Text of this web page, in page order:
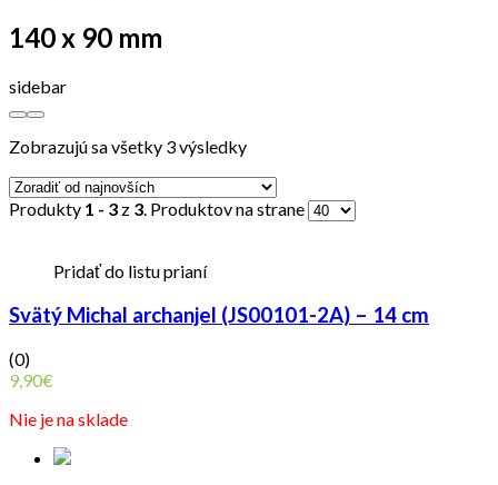
140 x 90 mm
sidebar
Zobrazujú sa všetky 3 výsledky
Produkty 1 - 3 z 3 . Produktov na strane
Pridať do listu prianí
Svätý Michal archanjel (JS00101-2A) – 14 cm
(0)
9,90€
Nie je na sklade